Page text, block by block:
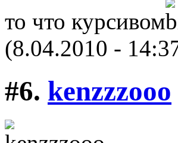
то что курсивом
(8.04.2010 -
#6. kenzzzooo